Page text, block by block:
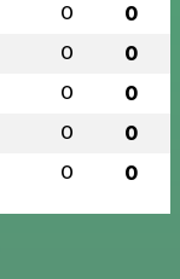
0 0
0 0
0 0
0 0
0 0